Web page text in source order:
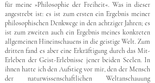
für meine »Philosophie der Freiheit«. Was in dieser
angestrebt ist: es ist zum ersten ein Ergebnis meiner
philosophischen Denkwege in den achtziger Jahren; es
ist zum zweiten auch ein Ergebnis meines konkreten
allgemeinen Hineinschauens in die geistige Welt. Zum
dritten fand es aber eine Erkräftigung durch das Mit-
Erleben der Geist-Erlebnisse jener beiden Seelen. In
ihnen hatte ich den Aufstieg vor mir, den der Mensch
der naturwissenschaftlichen Weltanschauung